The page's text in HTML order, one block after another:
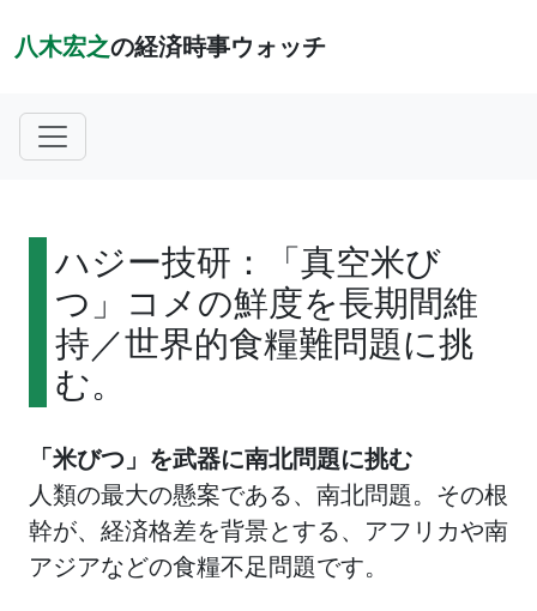
八木宏之の経済時事ウォッチ
ハジー技研：「真空米び
つ」コメの鮮度を長期間維
持／世界的食糧難問題に挑
む。
「米びつ」を武器に南北問題に挑む
人類の最大の懸案である、南北問題。その根
幹が、経済格差を背景とする、アフリカや南
アジアなどの食糧不足問題です。